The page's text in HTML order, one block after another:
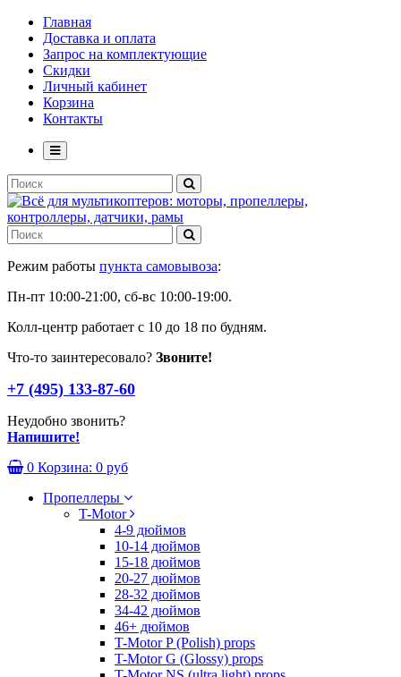
Главная
Доставка и оплата
Запрос на комплектующие
Скидки
Личный кабинет
Корзина
Контакты
Режим работы пункта самовывоза:
Пн-пт 10:00-21:00, сб-вс 10:00-19:00.
Колл-центр работает с 10 до 18 по будням.
Что-то заинтересовало? Звоните!
+7 (495) 133-87-60
Неудобно звонить?
Напишите!
0 Корзина: 0 руб
Пропеллеры
T-Motor
4-9 дюймов
10-14 дюймов
15-18 дюймов
20-27 дюймов
28-32 дюймов
34-42 дюймов
46+ дюймов
T-Motor P (Polish) props
T-Motor G (Glossy) props